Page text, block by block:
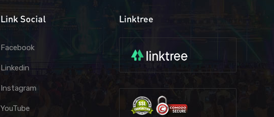
Link Social
Facebook
Linkedin
Instagram
YouTube
Linktree